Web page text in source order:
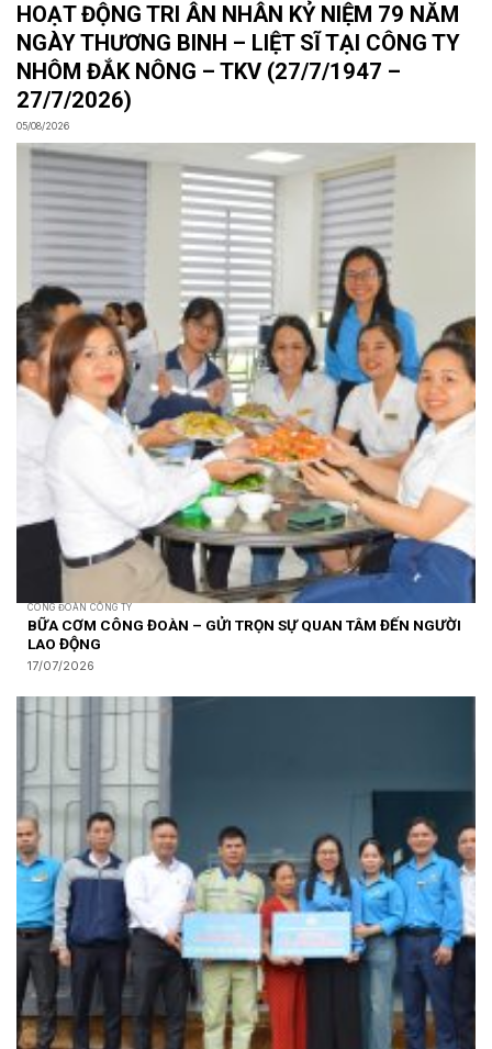
HOẠT ĐỘNG TRI ÂN NHÂN KỶ NIỆM 79 NĂM
NGÀY THƯƠNG BINH – LIỆT SĨ TẠI CÔNG TY
NHÔM ĐẮK NÔNG – TKV (27/7/1947 –
27/7/2026)
05/08/2026
CÔNG ĐOÀN CÔNG TY
BỮA CƠM CÔNG ĐOÀN – GỬI TRỌN SỰ QUAN TÂM ĐẾN NGƯỜI
LAO ĐỘNG
17/07/2026